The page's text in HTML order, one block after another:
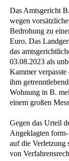
Das Amtsgericht
wegen
Bedrohung zu
Euro. Das
das
03.08.2023 als
Kammer
ihm
Wohnung in B.
einem großen
Gegen das Urteil
Angeklagten
auf die Verletzung
von